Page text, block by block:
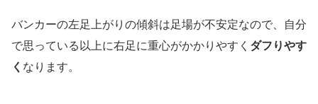
バンカーの左足上がりの傾斜は足場が不安定なので、自分
で思っている以上に右足に重心がかかりやすく ダフりやす
く なります。